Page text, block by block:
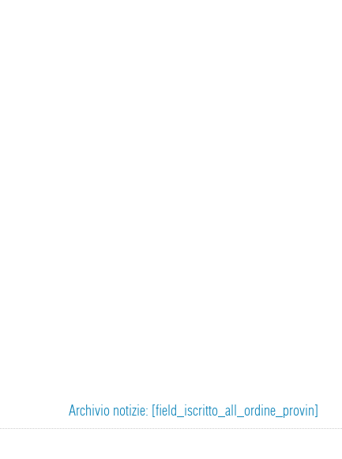
Archivio notizie: [field_iscritto_all_ordine_provin]